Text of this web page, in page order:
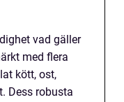
vad gäller
med flera
kött, ost,
Dess robusta